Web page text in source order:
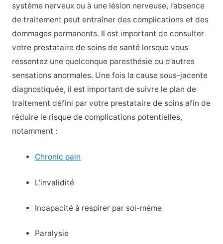
système nerveux ou à une lésion nerveuse, l’absence
de traitement peut entraîner des complications et des
dommages permanents. Il est important de consulter
votre prestataire de soins de santé lorsque vous
ressentez une quelconque paresthésie ou d’autres
sensations anormales. Une fois la cause sous-jacente
diagnostiquée, il est important de suivre le plan de
traitement défini par votre prestataire de soins afin de
réduire le risque de complications potentielles,
notamment :
Chronic pain
L’invalidité
Incapacité à respirer par soi-même
Paralysie